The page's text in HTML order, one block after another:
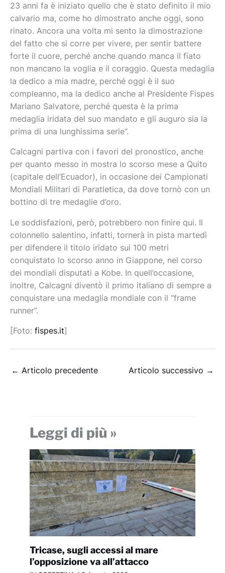
23 anni fa è iniziato quello che è stato definito il mio
calvario ma, come ho dimostrato anche oggi, sono
rinato. Ancora una volta mi sento la dimostrazione
del fatto che si corre per vivere, per sentir battere
forte il cuore, perché anche quando manca il fiato
non mancano la voglia e il coraggio. Questa medaglia
la dedico a mia madre, perché oggi è il suo
compleanno, ma la dedico anche al Presidente Fispes
Mariano Salvatore, perché questa è la prima
medaglia iridata del suo mandato e gli auguro sia la
prima di una lunghissima serie”.
Calcagni partiva con i favori del pronostico, anche
per quanto messo in mostra lo scorso mese a Quito
(capitale dell’Ecuador), in occasione dei Campionati
Mondiali Militari di Paratletica, da dove tornò con un
bottino di tre medaglie d’oro.
Le soddisfazioni, però, potrebbero non finire qui. Il
colonnello salentino, infatti, tornerà in pista martedì
per difendere il titolo iridato sui 100 metri
conquistato lo scorso anno in Giappone, nel corso
dei mondiali disputati a Kobe. In quell’occasione,
inoltre, Calcagni diventò il primo italiano di sempre a
conquistare una medaglia mondiale con il “frame
runner”.
[Foto: fispes.it]
← Articolo precedente Articolo successivo →
Leggi di più »
Tricase, sugli accessi al mare
l’opposizione va all’attacco